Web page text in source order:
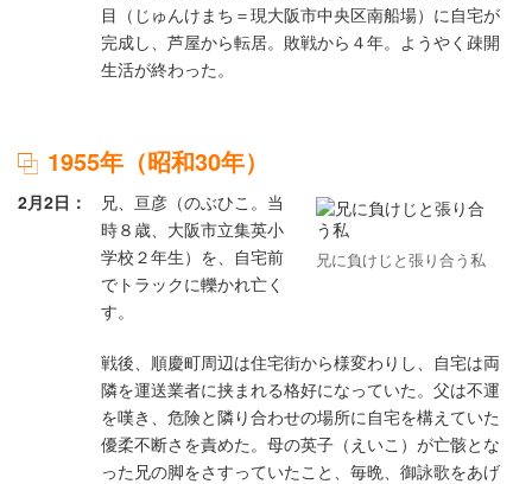
目（じゅんけまち＝現大阪市中央区南船場）に自宅が
完成し、芦屋から転居。敗戦から４年。ようやく疎開
生活が終わった。
1955年（昭和30年）
2月2日
兄に負けじと張り合う私
兄、亘彦（のぶひこ。当
時８歳、大阪市立集英小
学校２年生）を、自宅前
でトラックに轢かれ亡く
す。
戦後、順慶町周辺は住宅街から様変わりし、自宅は両
隣を運送業者に挟まれる格好になっていた。父は不運
を嘆き、危険と隣り合わせの場所に自宅を構えていた
優柔不断さを責めた。母の英子（えいこ）が亡骸とな
った兄の脚をさすっていたこと、毎晩、御詠歌をあげ